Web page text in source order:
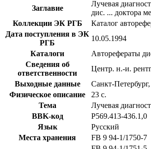
Заглавие
Лучевая
дис. ... доктора
Коллекции ЭК РГБ
Каталог
Дата поступления в ЭК
РГБ
10.05.1994
Каталоги
Авторефераты
Сведения об
ответственности
Центр. н.-и.
Выходные данные
Санкт-
Физическое описание
23 с.
Тема
Лучевая
BBK-код
Р569.413-436.1,0
Язык
Русский
Места хранения
FB 9 94-1/1750-7